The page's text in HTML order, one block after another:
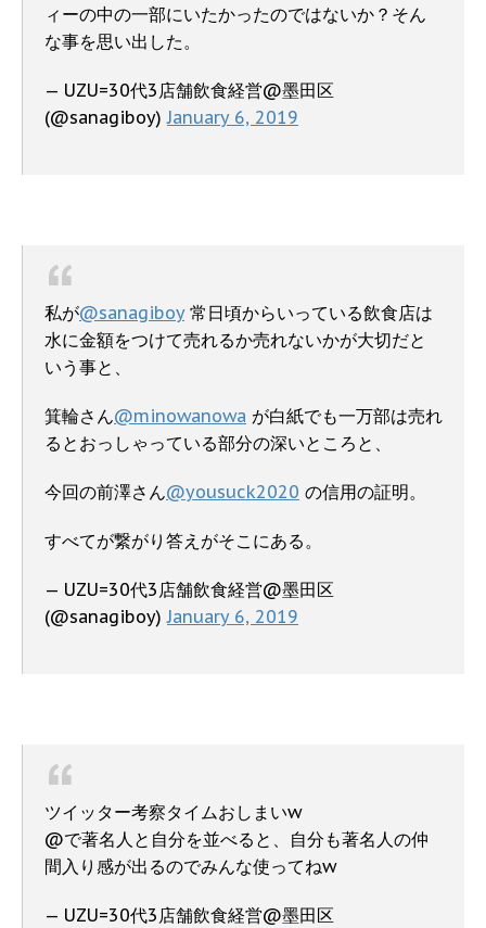
ィーの中の一部にいたかったのではないか？そん
な事を思い出した。
— UZU=30代3店舗飲食経営@墨田区
(@sanagiboy)January 6, 2019
私が@sanagiboy常日頃からいっている飲食店は
水に金額をつけて売れるか売れないかが大切だと
いう事と、
箕輪さん@minowanowa が白紙でも一万部は売れ
るとおっしゃっている部分の深いところと、
今回の前澤さん@yousuck2020 の信用の証明。
すべてが繋がり答えがそこにある。
— UZU=30代3店舗飲食経営@墨田区
(@sanagiboy)January 6, 2019
ツイッター考察タイムおしまいw
@で著名人と自分を並べると、自分も著名人の仲
間入り感が出るのでみんな使ってねw
— UZU=30代3店舗飲食経営@墨田区